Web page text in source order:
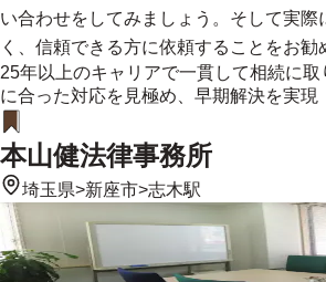
い合わせをしてみましょう。そして実際
く、信頼できる方に依頼することをお勧
25年以上のキャリアで一貫して相続に
に合った対応を見極め、早期解決を実現
本山健法律事務所
埼玉県>新座市>志木駅